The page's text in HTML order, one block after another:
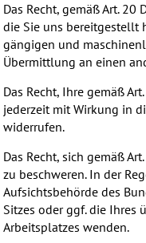
Das Recht, gemäß Art. 20
die Sie uns bereitgestellt
gängigen und
Übermittlung an einen
Das Recht, Ihre gemäß
jederzeit mit Wirkung in
widerrufen.
Das Recht, sich gemäß
zu beschweren. In der
Aufsichtsbehörde des
Sitzes oder ggf. die Ihres
Arbeitsplatzes wenden.